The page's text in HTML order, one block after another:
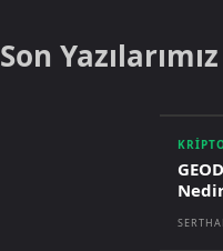
Son Yazılarımız